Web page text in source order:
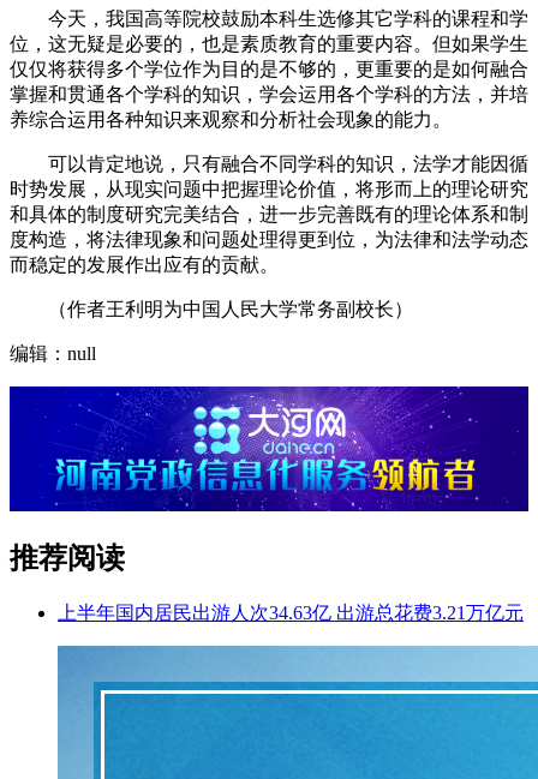
今天，我国高等院校鼓励本科生选修其它学科的课程和学
位，这无疑是必要的，也是素质教育的重要内容。但如果学生
仅仅将获得多个学位作为目的是不够的，更重要的是如何融合
掌握和贯通各个学科的知识，学会运用各个学科的方法，并培
养综合运用各种知识来观察和分析社会现象的能力。
可以肯定地说，只有融合不同学科的知识，法学才能因循
时势发展，从现实问题中把握理论价值，将形而上的理论研究
和具体的制度研究完美结合，进一步完善既有的理论体系和制
度构造，将法律现象和问题处理得更到位，为法律和法学动态
而稳定的发展作出应有的贡献。
（作者王利明为中国人民大学常务副校长）
编辑：null
推荐阅读
上半年国内居民出游人次34.63亿 出游总花费3.21万亿元